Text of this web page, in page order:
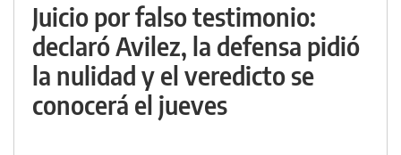
Juicio por falso testimonio:
declaró Avilez, la defensa pidió
la nulidad y el veredicto se
conocerá el jueves